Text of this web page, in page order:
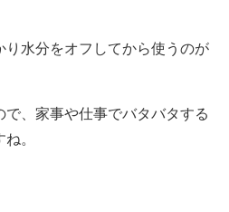
り水分をオフしてから使うのが
、家事や仕事でバタバタする
。